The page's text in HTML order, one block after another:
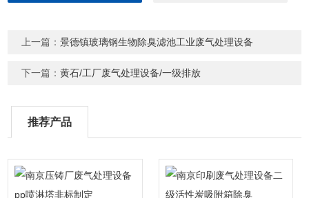
上一篇：景德镇玻璃钢生物除臭滤池工业废气处理设备
下一篇：黄石/工厂废气处理设备/一级排放
推荐产品